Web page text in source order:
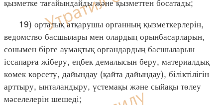
19) орталық атқарушы органның қызметкерлерін,
ведомство басшылары мен олардың орынбасарларын,
сонымен бірге аумақтық органдардың басшыларын
іссапарға жіберу, еңбек демалысын беру, материалдық
көмек көрсету, дайындау (қайта дайындау), біліктілігін
арттыру, ынталандыру, үстемақы және сыйақы төлеу
мәселелерін шешеді;